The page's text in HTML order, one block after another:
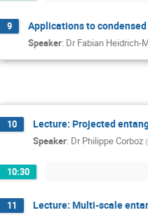
9 Applications to
Speaker: Dr Fabian Heidrich-
10 Lecture: Projected
Speaker: Dr Philippe Corboz (
10:30
11 Lecture: Multi-scale